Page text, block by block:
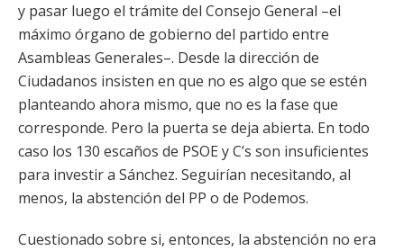
y pasar luego el trámite del Consejo General –el
máximo órgano de gobierno del partido entre
Asambleas Generales–. Desde la dirección de
Ciudadanos insisten en que no es algo que se estén
planteando ahora mismo, que no es la fase que
corresponde. Pero la puerta se deja abierta. En todo
caso los 130 escaños de PSOE y C’s son insuficientes
para investir a Sánchez. Seguirían necesitando, al
menos, la abstención del PP o de Podemos.
Cuestionado sobre si, entonces, la abstención no era